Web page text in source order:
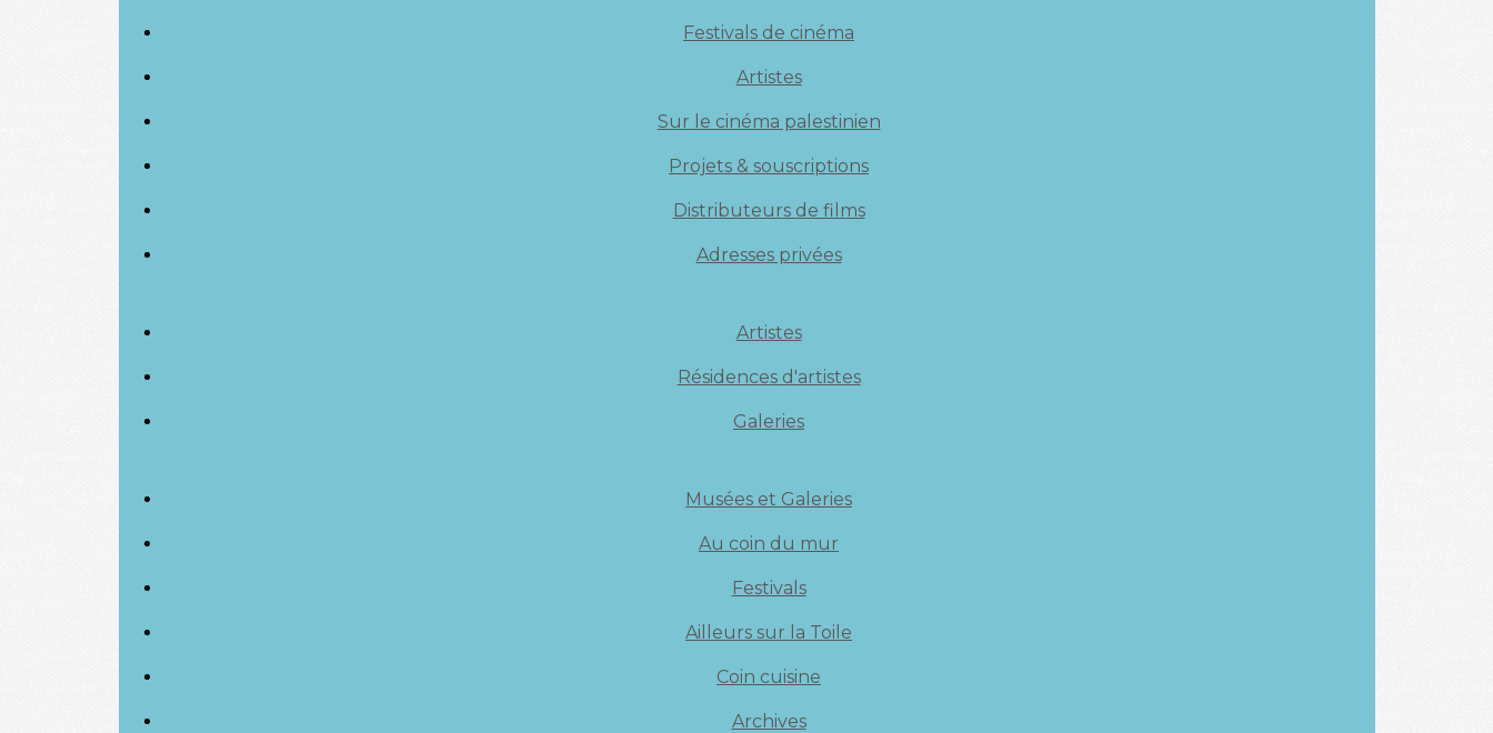
Festivals de cinéma
Artistes
Sur le cinéma palestinien
Projets & souscriptions
Distributeurs de films
Adresses privées
Artistes
Résidences d'artistes
Galeries
Musées et Galeries
Au coin du mur
Festivals
Ailleurs sur la Toile
Coin cuisine
Archives